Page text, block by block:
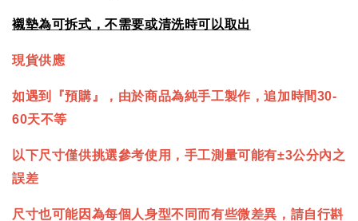
襯墊為可拆式，不需要或清洗時可以取出
現貨供應
如遇到『預購』，由於商品為純手工製作，追加時間30-
60天不等
以下尺寸僅供挑選參考使用，手工測量可能有±3公分內之
誤差
尺寸也可能因為每個人身型不同而有些微差異，請自行斟